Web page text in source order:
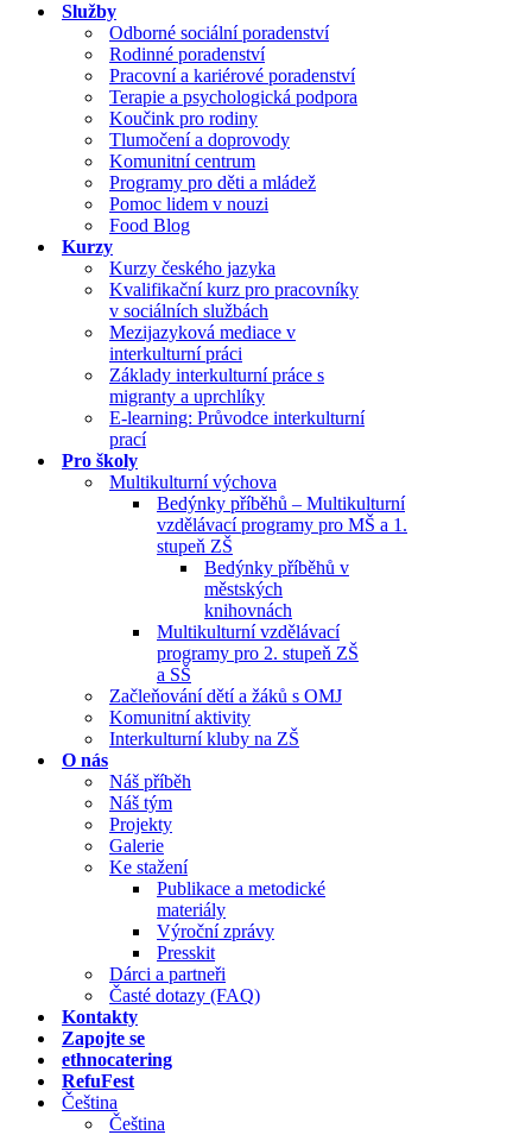
Služby
Odborné sociální poradenství
Rodinné poradenství
Pracovní a kariérové poradenství
Terapie a psychologická podpora
Koučink pro rodiny
Tlumočení a doprovody
Komunitní centrum
Programy pro děti a mládež
Pomoc lidem v nouzi
Food Blog
Kurzy
Kurzy českého jazyka
Kvalifikační kurz pro pracovníky
v sociálních službách
Mezijazyková mediace v
interkulturní práci
Základy interkulturní práce s
migranty a uprchlíky
E-learning: Průvodce interkulturní
prací
Pro školy
Multikulturní výchova
Bedýnky příběhů – Multikulturní
vzdělávací programy pro MŠ a 1.
stupeň ZŠ
Bedýnky příběhů v
městských
knihovnách
Multikulturní vzdělávací
programy pro 2. stupeň ZŠ
a SŠ
Začleňování dětí a žáků s OMJ
Komunitní aktivity
Interkulturní kluby na ZŠ
O nás
Náš příběh
Náš tým
Projekty
Galerie
Ke stažení
Publikace a metodické
materiály
Výroční zprávy
Presskit
Dárci a partneři
Časté dotazy (FAQ)
Kontakty
Zapojte se
ethnocatering
RefuFest
Čeština
Čeština